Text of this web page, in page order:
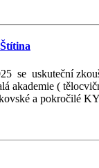
se uskuteční
akademie (
a pokročilé